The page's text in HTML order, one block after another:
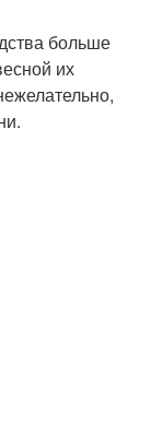
больше
их